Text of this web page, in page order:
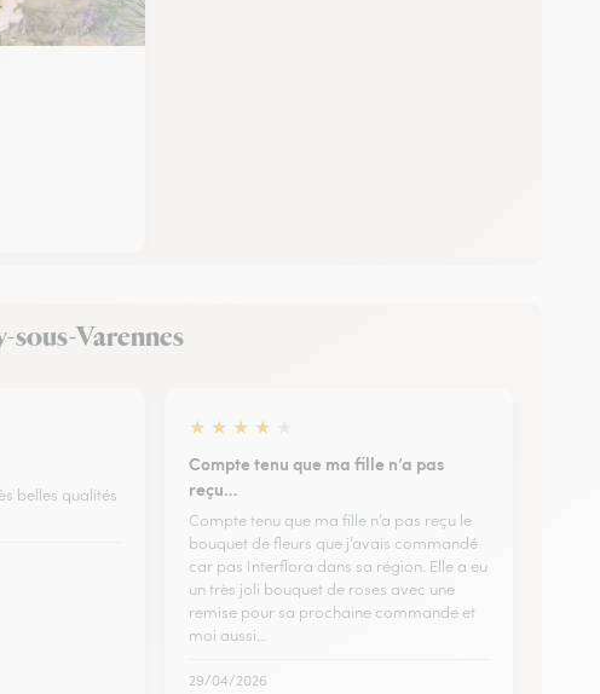
sous-Varennes
belles qualités
★ ★ ★ ★
Compte tenu que ma fille n’a pas
reçu…
Compte tenu que ma fille n’a pas reçu le
bouquet de fleurs que j’avais commandé
car pas Interflora dans sa région. Elle a eu
un très joli bouquet de roses avec une
remise pour sa prochaine commande et
moi aussi…
29/04/2026